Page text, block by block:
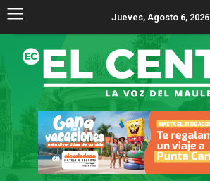
Jueves, Agosto 6, 2026